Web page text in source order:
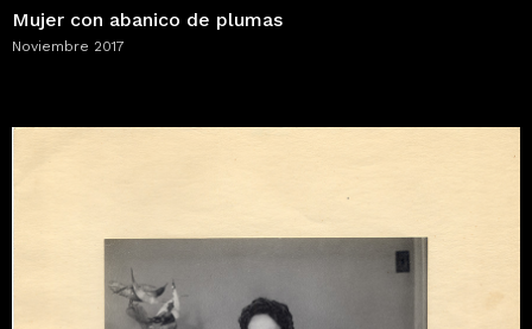
Mujer con abanico de plumas
Noviembre 2017